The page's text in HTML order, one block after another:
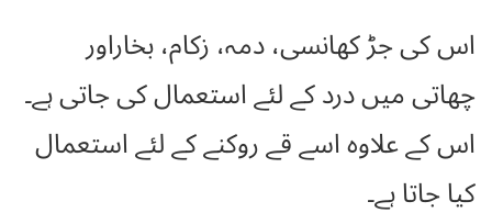
اس کی جڑ کھانسی، دمہ، زکام، بخاراور
چھاتی میں درد کے لئے استعمال کی جاتی ہے۔
اس کے علاوہ اسے قے روکنے کے لئے استعمال
کیا جاتا ہے۔